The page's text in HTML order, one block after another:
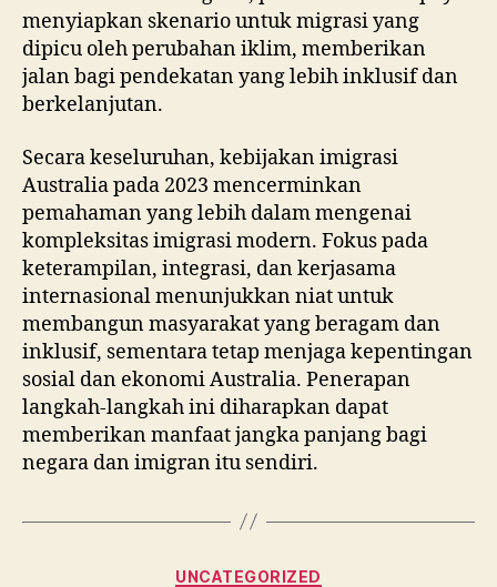
menyiapkan skenario untuk migrasi yang
dipicu oleh perubahan iklim, memberikan
jalan bagi pendekatan yang lebih inklusif dan
berkelanjutan.
Secara keseluruhan, kebijakan imigrasi
Australia pada 2023 mencerminkan
pemahaman yang lebih dalam mengenai
kompleksitas imigrasi modern. Fokus pada
keterampilan, integrasi, dan kerjasama
internasional menunjukkan niat untuk
membangun masyarakat yang beragam dan
inklusif, sementara tetap menjaga kepentingan
sosial dan ekonomi Australia. Penerapan
langkah-langkah ini diharapkan dapat
memberikan manfaat jangka panjang bagi
negara dan imigran itu sendiri.
Categories
UNCATEGORIZED